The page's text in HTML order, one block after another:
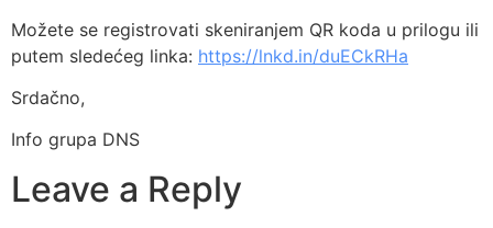
Možete se registrovati skeniranjem QR koda u prilogu ili
putem sledećeg linka: https://lnkd.in/duECkRHa
Srdačno,
Info grupa DNS
Leave a Reply